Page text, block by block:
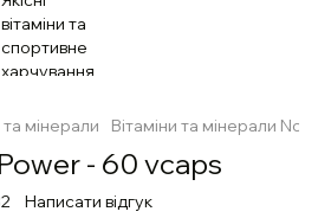
та мінерали Вітаміни та мінерали
- 60 vcaps
Написати відгук